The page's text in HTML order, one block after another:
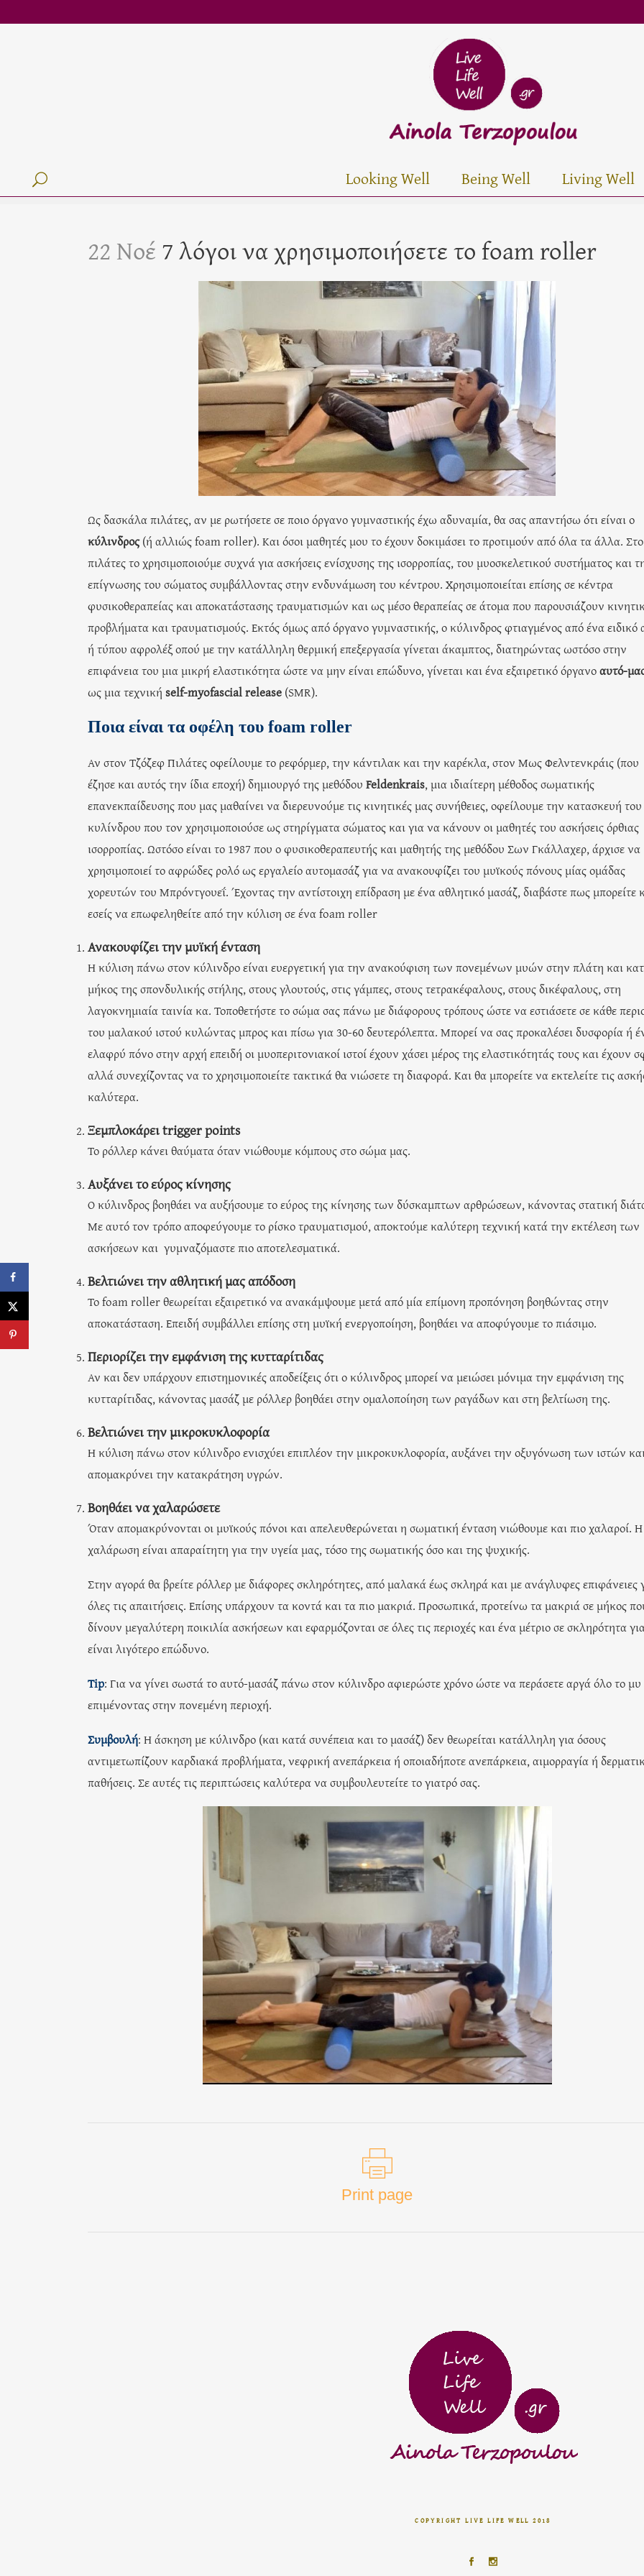
Looking Well Being Well Living Well
22 Νοέ 7 λόγοι να χρησιμοποιήσετε το foam roller
Ως δασκάλα πιλάτες, αν με ρωτήσετε σε ποιο όργανο γυμναστικής έχω αδυναμία, θα σας απαντήσω ότι είναι ο
κύλινδρος(ή αλλιώς foam roller). Και όσοι μαθητές μου το έχουν δοκιμάσει το προτιμούν από όλα τα άλλα. Στο
πιλάτες το χρησιμοποιούμε συχνά για ασκήσεις ενίσχυσης της ισορροπίας, του μυοσκελετικού συστήματος και
επίγνωσης του σώματος συμβάλλοντας στην ενδυνάμωση του κέντρου. Χρησιμοποιείται επίσης σε κέντρα
φυσικοθεραπείας και αποκατάστασης τραυματισμών και ως μέσο θεραπείας σε άτομα που παρουσιάζουν
προβλήματα και τραυματισμούς. Εκτός όμως από όργανο γυμναστικής, ο κύλινδρος φτιαγμένος από ένα ειδικό
ή τύπου αφρολέξ οπού με την κατάλληλη θερμική επεξεργασία γίνεται άκαμπτος, διατηρώντας ωστόσο στην
επιφάνεια του μια μικρή ελαστικότητα ώστε να μην είναι επώδυνο, γίνεται και ένα εξαιρετικό όργανοαυτό-
ως μια τεχνική self-myofascial release (SMR).
Ποια είναι τα οφέλη του foam roller
Αν στον Τζόζεφ Πιλάτες οφείλουμε το ρεφόρμερ, την κάντιλακ και την καρέκλα, στον Μως Φελντενκράις (που
έζησε και αυτός την ίδια εποχή) δημιουργό της μεθόδου Feldenkrais, μια ιδιαίτερη μέθοδος σωματικής
επανεκπαίδευσης που μας μαθαίνει να διερευνούμε τις κινητικές μας συνήθειες, οφείλουμε την κατασκευή του
κυλίνδρου που τον χρησιμοποιούσε ως στηρίγματα σώματος και για να κάνουν οι μαθητές του ασκήσεις όρθιας
ισορροπίας. Ωστόσο είναι το 1987 που ο φυσικοθεραπευτής και μαθητής της μεθόδου Σων Γκάλλαχερ, άρχισε να
χρησιμοποιεί το αφρώδες ρολό ως εργαλείο αυτομασάζ για να ανακουφίζει του μυϊκούς πόνους μίας ομάδας
χορευτών του Μπρόντγουεΐ. Έχοντας την αντίστοιχη επίδραση με ένα αθλητικό μασάζ, διαβάστε πως μπορείτε
εσείς να επωφεληθείτε από την κύλιση σε ένα foam roller
Ανακουφίζει την μυϊκή ένταση
Η κύλιση πάνω στον κύλινδρο είναι ευεργετική για την ανακούφιση των πονεμένων μυών στην πλάτη και
μήκος της σπονδυλικής στήλης, στους γλουτούς, στις γάμπες, στους τετρακέφαλους, στους δικέφαλους, στη
λαγοκνημιαία ταινία κα. Τοποθετήστε το σώμα σας πάνω με διάφορους τρόπους ώστε να εστιάσετε σε κάθε
του μαλακού ιστού κυλώντας μπρος και πίσω για 30-60 δευτερόλεπτα. Μπορεί να σας προκαλέσει δυσφορία ή
ελαφρύ πόνο στην αρχή επειδή οι μυοπεριτονιακοί ιστοί έχουν χάσει μέρος της ελαστικότητάς τους και έχουν
αλλά συνεχίζοντας να το χρησιμοποιείτε τακτικά θα νιώσετε τη διαφορά. Και θα μπορείτε να εκτελείτε τις
καλύτερα.
Ξεμπλοκάρει trigger points
Το ρόλλερ κάνει θαύματα όταν νιώθουμε κόμπους στο σώμα μας.
Αυξάνει το εύρος κίνησης
Ο κύλινδρος βοηθάει να αυξήσουμε το εύρος της κίνησης των δύσκαμπτων αρθρώσεων, κάνοντας στατική
Με αυτό τον τρόπο αποφεύγουμε το ρίσκο τραυματισμού, αποκτούμε καλύτερη τεχνική κατά την εκτέλεση των
ασκήσεων και γυμναζόμαστε πιο αποτελεσματικά.
Βελτιώνει την αθλητική μας απόδοση
Το foam roller θεωρείται εξαιρετικό να ανακάμψουμε μετά από μία επίμονη προπόνηση βοηθώντας στην
αποκατάσταση. Επειδή συμβάλλει επίσης στη μυϊκή ενεργοποίηση, βοηθάει να αποφύγουμε το πιάσιμο.
Περιορίζει την εμφάνιση της κυτταρίτιδας
Αν και δεν υπάρχουν επιστημονικές αποδείξεις ότι ο κύλινδρος μπορεί να μειώσει μόνιμα την εμφάνιση της
κυτταρίτιδας, κάνοντας μασάζ με ρόλλερ βοηθάει στην ομαλοποίηση των ραγάδων και στη βελτίωση της.
Βελτιώνει την μικροκυκλοφορία
Η κύλιση πάνω στον κύλινδρο ενισχύει επιπλέον την μικροκυκλοφορία, αυξάνει την οξυγόνωση των ιστών
απομακρύνει την κατακράτηση υγρών.
Βοηθάει να χαλαρώσετε
Όταν απομακρύνονται οι μυϊκούς πόνοι και απελευθερώνεται η σωματική ένταση νιώθουμε και πιο χαλαροί. Η
χαλάρωση είναι απαραίτητη για την υγεία μας, τόσο της σωματικής όσο και της ψυχικής.
Στην αγορά θα βρείτε ρόλλερ με διάφορες σκληρότητες, από μαλακά έως σκληρά και με ανάγλυφες επιφάνειες
όλες τις απαιτήσεις. Επίσης υπάρχουν τα κοντά και τα πιο μακριά. Προσωπικά, προτείνω τα μακριά σε μήκος
δίνουν μεγαλύτερη ποικιλία ασκήσεων και εφαρμόζονται σε όλες τις περιοχές και ένα μέτριο σε σκληρότητα
είναι λιγότερο επώδυνο.
Tip: Για να γίνει σωστά το αυτό-μασάζ πάνω στον κύλινδρο αφιερώστε χρόνο ώστε να περάσετε αργά όλο το μυ
επιμένοντας στην πονεμένη περιοχή.
Συμβουλή: Η άσκηση με κύλινδρο (και κατά συνέπεια και το μασάζ) δεν θεωρείται κατάλληλη για όσους
αντιμετωπίζουν καρδιακά προβλήματα, νεφρική ανεπάρκεια ή οποιαδήποτε ανεπάρκεια, αιμορραγία ή
παθήσεις. Σε αυτές τις περιπτώσεις καλύτερα να συμβουλευτείτε το γιατρό σας.
Print page
COPYRIGHT LIVE LIFE WELL 2018